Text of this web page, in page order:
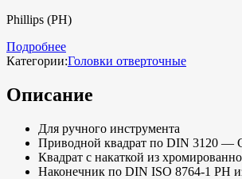
Phillips (PH)
Подробнее
Категории:Головки отверточные
Описание
Для ручного инструмента
Приводной квадрат по DIN 3120 —
Квадрат с накаткой из
Наконечник по DIN ISO 8764-1 PH